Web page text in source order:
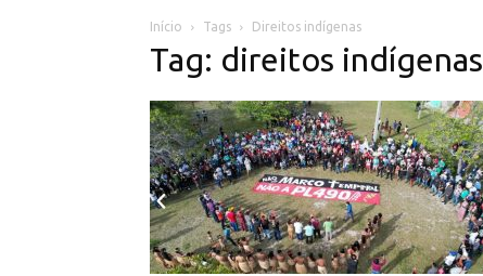
Início Tags Direitos indígenas
Tag: direitos indígenas